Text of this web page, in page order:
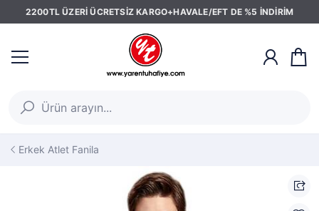
2200TL ÜZERİ ÜCRETSİZ KARGO+HAVALE/EFT DE %5 İNDİRİM
Erkek Atlet Fanila